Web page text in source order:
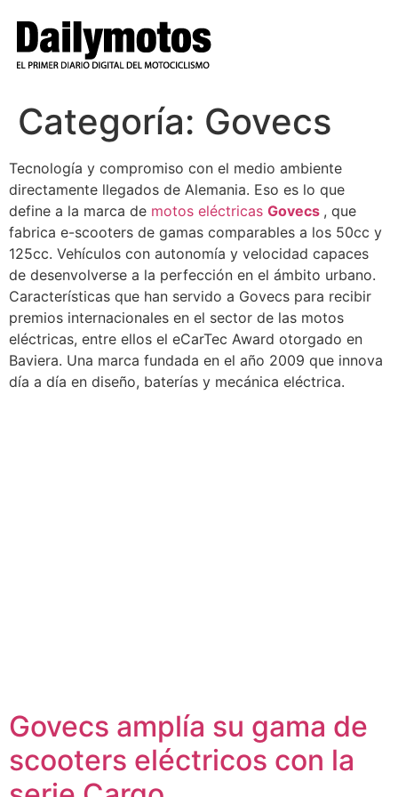
contenido
Categoría: Govecs
Tecnología y compromiso con el medio ambiente
directamente llegados de Alemania. Eso es lo que
define a la marca de motos eléctricas Govecs , que
fabrica e-scooters de gamas comparables a los 50cc y
125cc. Vehículos con autonomía y velocidad capaces
de desenvolverse a la perfección en el ámbito urbano.
Características que han servido a Govecs para recibir
premios internacionales en el sector de las motos
eléctricas, entre ellos el eCarTec Award otorgado en
Baviera. Una marca fundada en el año 2009 que innova
día a día en diseño, baterías y mecánica eléctrica.
Govecs amplía su gama de
scooters eléctricos con la